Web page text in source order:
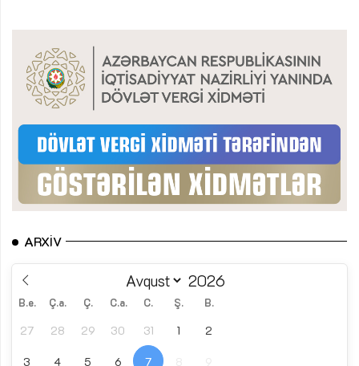
ARXIV
B.e. Ç.a. Ç. C.a. C. Ş. B.
27 28 29 30 31 1 2
3 4 5 6 7